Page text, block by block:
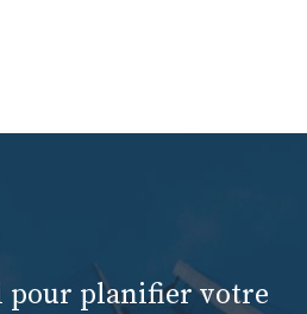
pour planifier votre